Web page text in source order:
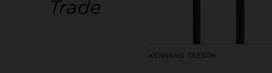
KENBANG TRÉSOR